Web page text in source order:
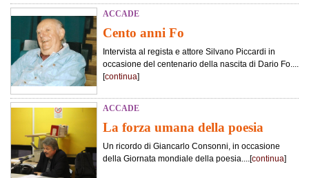
ACCADE
Cento anni Fo
Intervista al regista e attore Silvano Piccardi in
occasione del centenario della nascita di Dario Fo....
[continua]
ACCADE
La forza umana della poesia
Un ricordo di Giancarlo Consonni, in occasione
della Giornata mondiale della poesia....[continua]